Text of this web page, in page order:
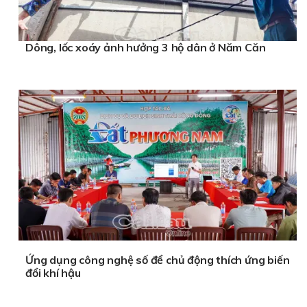
Dông, lốc xoáy ảnh hưởng 3 hộ dân ở Năm Căn
Ứng dụng công nghệ số để chủ động thích ứng biến
đổi khí hậu